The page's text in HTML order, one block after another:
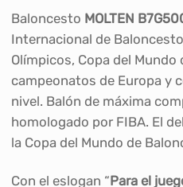
Baloncesto MOLTEN
Internacional de
Olímpicos, Copa del Mundo
campeonatos de Europa y
nivel. Balón de máxima
homologado por FIBA. El
la Copa del Mundo de
Con el eslogan “Para el